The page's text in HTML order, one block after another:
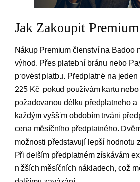
Jak Zakoupit
Nákup Premium členství na Badoo
výhod. Přes platební bránu nebo
provést platbu. Předplatné na jeden
225 Kč, pokud používám kartu
požadovanou délku předplatného a
každým vyšším obdobím trvání
cena měsíčního předplatného.
možnosti představují lepší hodnotu
Při delším předplatném získávám
nižších měsíčních nákladech, což